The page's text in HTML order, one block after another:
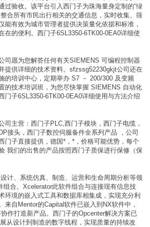
过验收。该平台引入西门子为珠海量身定制的“绿
合所有市民出行相关的交通信息，实时收集、筛
能有效为城市管理者提供决策量化依据和标准，
在的便利。西门子6SL3350-6TK00-0EA0详细使
司愿为您解答任何有关SIEMENS 可编程控制器
提供详细的技术资料。sfzssg52230gkjt公司还在
的培训中心，定期举办 S7 － 200/300 及变频
的技术培训班，为您尽快掌握 SIEMENS 自动化
门子6SL3350-6TK00-0EA0详细使用与方法介绍
司主营：西门子PLC,西门子模块，西门子电缆，
接头，西门子数控伺服备件全系列产品 ，公司
门子直接提供，德国*，*，价格可能优势，每个
我们的出售的产品按照西门子质保进行保修（保
计、系统仿真、制造、运营和生命周期分析等领
组合。Xcelerator此软件组合与连接现有信息技
环境的嵌入式工具和数据库相集成，实现充分利
来自Mentor的Capital软件已嵌入到NX软件中，
作打造新产品。西门子的Opcenter解决方案已
从设计到制造的数字线程，实现质量的持续改